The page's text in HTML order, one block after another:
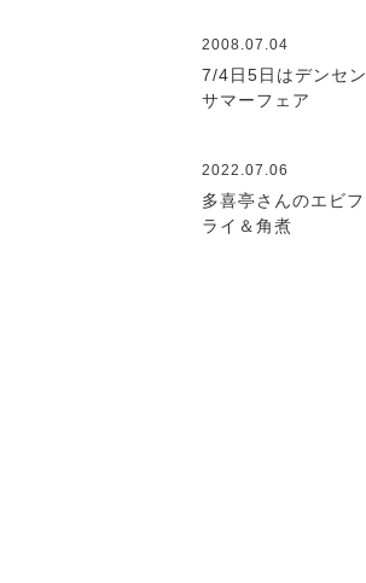
2008.07.04
7/4日5日はデンセン
サマーフェア
2022.07.06
多喜亭さんのエビフ
ライ＆角煮